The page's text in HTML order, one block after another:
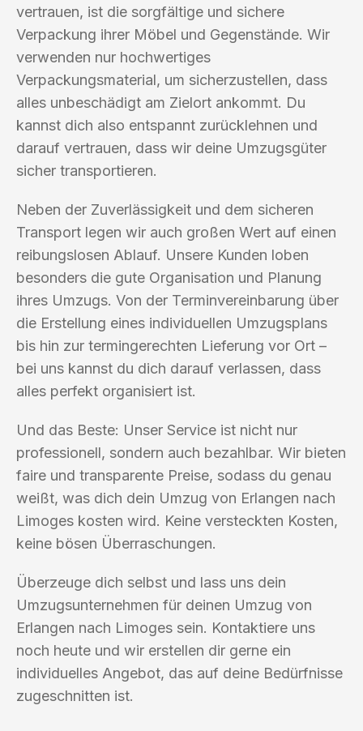
vertrauen, ist die sorgfältige und sichere
Verpackung ihrer Möbel und Gegenstände. Wir
verwenden nur hochwertiges
Verpackungsmaterial, um sicherzustellen, dass
alles unbeschädigt am Zielort ankommt. Du
kannst dich also entspannt zurücklehnen und
darauf vertrauen, dass wir deine Umzugsgüter
sicher transportieren.
Neben der Zuverlässigkeit und dem sicheren
Transport legen wir auch großen Wert auf einen
reibungslosen Ablauf. Unsere Kunden loben
besonders die gute Organisation und Planung
ihres Umzugs. Von der Terminvereinbarung über
die Erstellung eines individuellen Umzugsplans
bis hin zur termingerechten Lieferung vor Ort –
bei uns kannst du dich darauf verlassen, dass
alles perfekt organisiert ist.
Und das Beste: Unser Service ist nicht nur
professionell, sondern auch bezahlbar. Wir bieten
faire und transparente Preise, sodass du genau
weißt, was dich dein Umzug von Erlangen nach
Limoges kosten wird. Keine versteckten Kosten,
keine bösen Überraschungen.
Überzeuge dich selbst und lass uns dein
Umzugsunternehmen für deinen Umzug von
Erlangen nach Limoges sein. Kontaktiere uns
noch heute und wir erstellen dir gerne ein
individuelles Angebot, das auf deine Bedürfnisse
zugeschnitten ist.